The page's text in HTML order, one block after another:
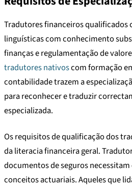
Tradutores financeiros
linguísticas com conhecimento
finanças e regulamentação de
tradutores nativoscom formação
contabilidade trazem a
para reconhecer e traduzir
especializada.
Os requisitos de qualificação dos
da literacia financeira geral.
documentos de seguros
conceitos actuariais. Aqueles que